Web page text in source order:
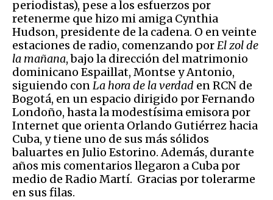
periodistas), pese a los esfuerzos por
retenerme que hizo mi amiga Cynthia
Hudson, presidente de la cadena. O en veinte
estaciones de radio, comenzando porEl zol de
la mañana, bajo la dirección del matrimonio
dominicano Espaillat, Montse y Antonio,
siguiendo conLa hora de la verdad en RCN de
Bogotá, en un espacio dirigido por Fernando
Londoño, hasta la modestísima emisora por
Internet que orienta Orlando Gutiérrez hacia
Cuba, y tiene uno de sus más sólidos
baluartes en Julio Estorino. Además, durante
años mis comentarios llegaron a Cuba por
medio de Radio Martí. Gracias por tolerarme
en sus filas.